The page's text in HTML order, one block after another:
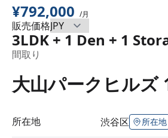
¥792,000 /月
販売価格
3LDK + 1 Den + 1
間取り
大山パークヒルズ
所在地 渋谷区 所在地